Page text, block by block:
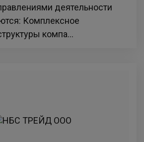
деятельности
Комплексное
компа...